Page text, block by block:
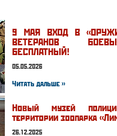
9 МАЯ ВХОД В
ВЕТЕРАНОВ
БЕСПЛАТНЫЙ!
05.05.2026
Читать дальше »
Новый музей
территории зоопарка
26.12.2025